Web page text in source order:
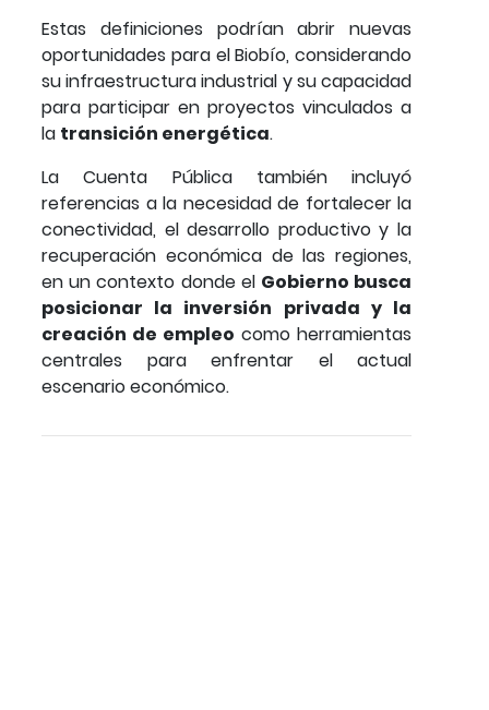
Estas definiciones podrían abrir nuevas
oportunidades para el Biobío, considerando
su infraestructura industrial y su capacidad
para participar en proyectos vinculados a
la transición energética.
La Cuenta Pública también incluyó
referencias a la necesidad de fortalecer la
conectividad, el desarrollo productivo y la
recuperación económica de las regiones,
en un contexto donde el Gobierno busca
posicionar la inversión privada y la
creación de empleo como herramientas
centrales para enfrentar el actual
escenario económico.